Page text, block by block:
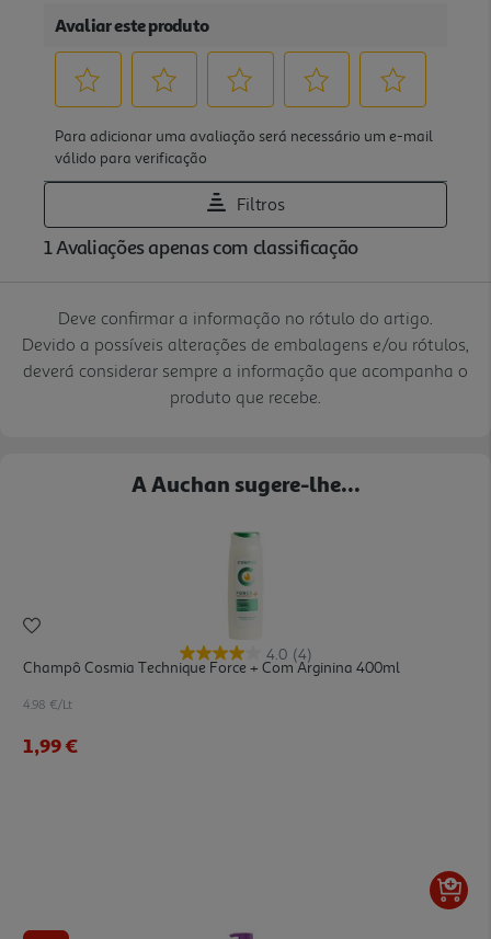
Deve confirmar a informação no rótulo do artigo.
Devido a possíveis alterações de embalagens e/ou rótulos,
deverá considerar sempre a informação que acompanha o
produto que recebe.
A Auchan sugere-lhe...
4.0 (4)
Champô Cosmia Technique Force + Com Arginina 400ml
4.98 €/Lt
1,99 €